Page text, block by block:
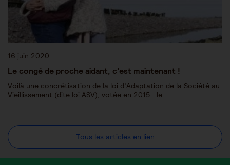
16 juin 2020
Le congé de proche aidant, c’est maintenant !
Voilà une concrétisation de la loi d’Adaptation de la Société au
Vieillissement (dite loi ASV), votée en 2015 : le…
Tous les articles en lien